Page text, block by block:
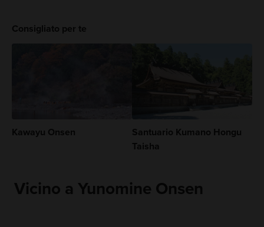
Consigliato per te
Kawayu Onsen
Santuario Kumano Hongu
Taisha
Vicino a Yunomine Onsen